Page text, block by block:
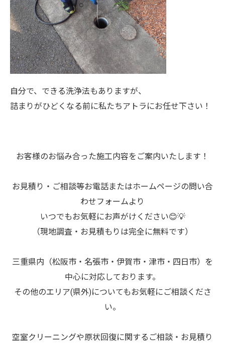
自分で、できる洗浄法もありますが、
詰まりがひどくなる前に私たちアトラにお任せ下さい！
お客様のお悩み合った施工内容をご案内いたします！
お見積り・ご相談等お電話またはホームページの問い合
わせフォームより
いつでもお気軽にお声がけください😊💡
（現地調査・お見積もりは完全に無料です）
三重県内（松阪市・名張市・伊賀市・津市・四日市）を
中心に対応しております。
その他のエリア(県外)についてもお気軽にご相談くださ
い。
空室クリーニングや原状回復に関するご相談・お見積り